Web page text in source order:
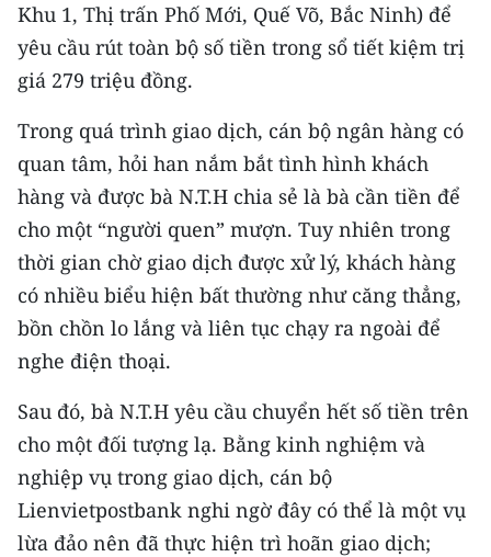
Media Pháp luật
Media Du lịch
Media Thể thao
Media Giáo dục
Media Y tế
Media Khoa học - Công nghệ
Media Môi trường
Ảnh
Infographic
TIN MỚI
Khu 1, Thị trấn Phố Mới, Quế Võ, Bắc Ninh) để
yêu cầu rút toàn bộ số tiền trong sổ tiết kiệm trị
giá 279 triệu đồng.
Trong quá trình giao dịch, cán bộ ngân hàng có
quan tâm, hỏi han nắm bắt tình hình khách
hàng và được bà N.T.H chia sẻ là bà cần tiền để
cho một “người quen” mượn. Tuy nhiên trong
thời gian chờ giao dịch được xử lý, khách hàng
có nhiều biểu hiện bất thường như căng thẳng,
bồn chồn lo lắng và liên tục chạy ra ngoài để
nghe điện thoại.
Sau đó, bà N.T.H yêu cầu chuyển hết số tiền trên
cho một đối tượng lạ. Bằng kinh nghiệm và
nghiệp vụ trong giao dịch, cán bộ
Lienvietpostbank nghi ngờ đây có thể là một vụ
lừa đảo nên đã thực hiện trì hoãn giao dịch;